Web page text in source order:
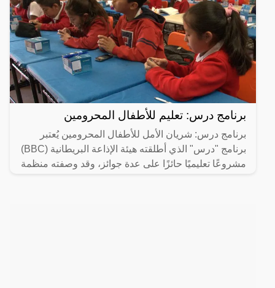
برنامج درس: تعليم للأطفال المحرومين
برنامج درس: شريان الأمل للأطفال المحرومين يُعتبر
برنامج "درس" الذي أطلقته هيئة الإذاعة البريطانية (BBC)
مشروعًا تعليميًا حائزًا على عدة جوائز، وقد وصفته منظمة